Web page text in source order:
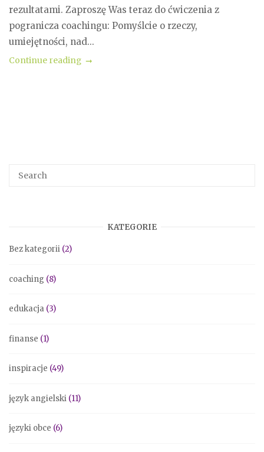
rezultatami. Zaproszę Was teraz do ćwiczenia z
pogranicza coachingu: Pomyślcie o rzeczy,
umiejętności, nad...
Continue reading
KATEGORIE
Bez kategorii (2)
coaching (8)
edukacja (3)
finanse (1)
inspiracje (49)
język angielski (11)
języki obce (6)